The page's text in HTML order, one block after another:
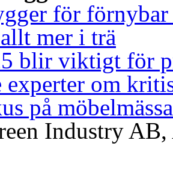
för förnybar
mer i trä
blir viktigt för
experter om
på möbelmässa
Industry